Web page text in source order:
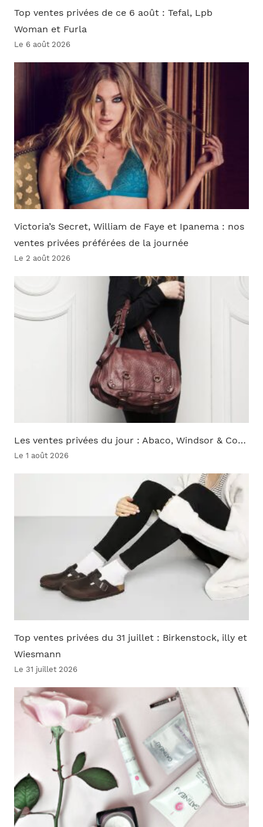
Top ventes privées de ce 6 août : Tefal, Lpb
Woman et Furla
Le 6 août 2026
Victoria’s Secret, William de Faye et Ipanema : nos
ventes privées préférées de la journée
Le 2 août 2026
Les ventes privées du jour : Abaco, Windsor & Co…
Le 1 août 2026
Top ventes privées du 31 juillet : Birkenstock, illy et
Wiesmann
Le 31 juillet 2026